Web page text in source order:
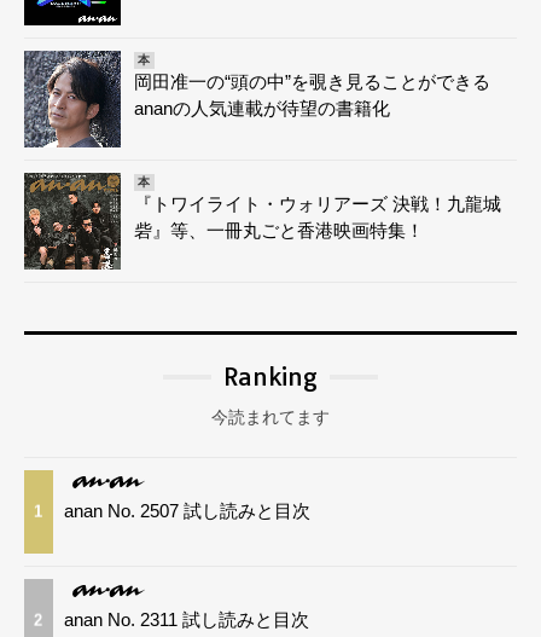
本
岡田准一の“頭の中”を覗き見ることができる
ananの人気連載が待望の書籍化
本
『トワイライト・ウォリアーズ 決戦！九龍城
砦』等、一冊丸ごと香港映画特集！
Ranking
今読まれてます
1 anan No. 2507 試し読みと目次
2 anan No. 2311 試し読みと目次